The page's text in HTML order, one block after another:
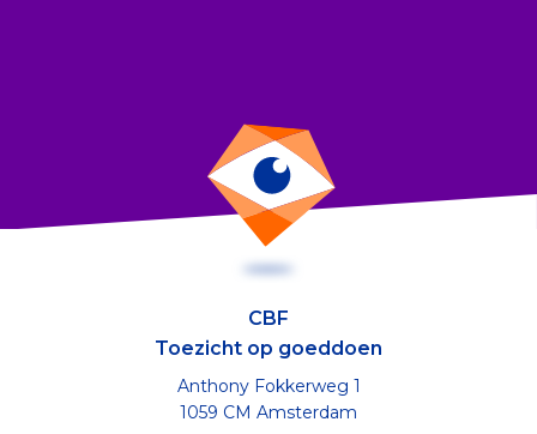
CBF
Toezicht op goeddoen
Anthony Fokkerweg 1
1059 CM Amsterdam